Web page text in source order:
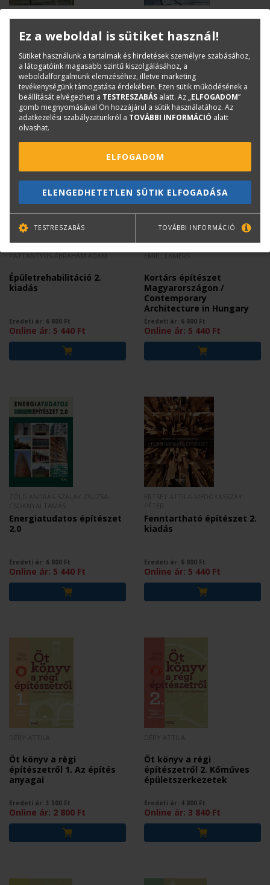
Üvegszerkezetek
szabályzat és
mintapéldák
Eredeti ár:3 900Ft
Online ár:3 120Ft
Üveg az építészetben
Kifogyott
PATTANTYÚS-ÁBRAHÁM ÁDÁM
Épületrehabilitáció 2.
kiadás
Eredeti ár: 6 800 Ft
Online ár: 5 440 Ft
EMIEL LAMERS
Kortárs építészet
Magyarországon /
Contemporary
Architecture in Hungary
Eredeti ár: 6 800 Ft
Online ár: 5 440 Ft
Energiatudatos építészet
2.0
Eredeti ár: 6 800 Ft
Online ár: 5 440 Ft
Fenntartható építészet 2.
kiadás
Eredeti ár: 6 800 Ft
Online ár: 5 440 Ft
Öt könyv a régi
építészetről 1. Az építés
anyagai
Eredeti ár: 3 500 Ft
Online ár: 2 800 Ft
Öt könyv a régi
építészetről 2. Kőműves
épületszerkezetek
Eredeti ár: 4 800 Ft
Online ár: 3 840 Ft
Ez a weboldal is sütiket használ!
Sütiket használunk a tartalmak és hirdetések személyre szabásához,
a látogatóink magasabb szintű kiszolgálásához, a
weboldalforgalmunk elemzéséhez, illetve marketing
tevékenységünk támogatása érdekében. Ezen sütik működésének a
beállítását elvégezheti a TESTRESZABÁS alatt. Az „ELFOGADOM”
gomb megnyomásával Ön hozzájárul a sütik használatához. Az
adatkezelési szabályzatunkról a TOVÁBBI INFORMÁCIÓ alatt
olvashat.
ELFOGADOM
ELENGEDHETETLEN SÜTIK ELFOGADÁSA
TESTRESZABÁS TOVÁBBI INFORMÁCIÓ